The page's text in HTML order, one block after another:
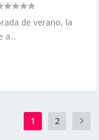
de verano, la
a...
1 2